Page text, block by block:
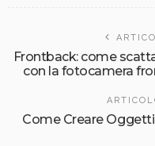
Frontback: come
con la fotocamera
Come Creare Oggetti